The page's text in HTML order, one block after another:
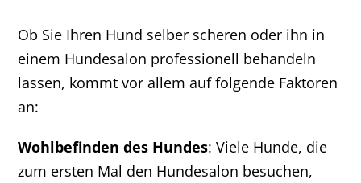
Ob Sie Ihren Hund selber scheren oder ihn in
einem Hundesalon professionell behandeln
lassen, kommt vor allem auf folgende Faktoren
an:
Wohlbefinden des Hundes: Viele Hunde, die
zum ersten Mal den Hundesalon besuchen,